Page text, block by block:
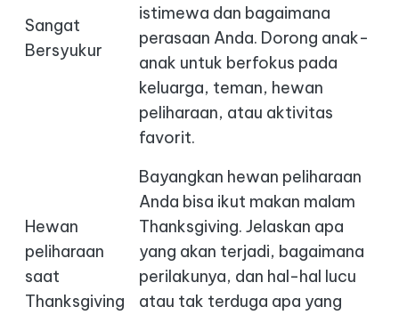
Sangat
Bersyukur
istimewa dan bagaimana
perasaan Anda. Dorong anak-
anak untuk berfokus pada
keluarga, teman, hewan
peliharaan, atau aktivitas
favorit.
Hewan
peliharaan
saat
Thanksgiving
Bayangkan hewan peliharaan
Anda bisa ikut makan malam
Thanksgiving. Jelaskan apa
yang akan terjadi, bagaimana
perilakunya, dan hal-hal lucu
atau tak terduga apa yang